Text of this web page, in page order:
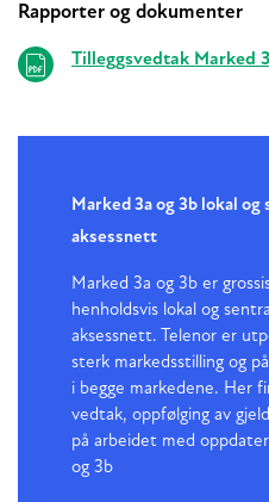
Relaterte
Rapporter og dokumenter
Tilleggsvedtak Marked
Marked 3a og 3b lokal
aksessnett
Marked 3a og 3b er
henholdsvis lokal og
aksessnett. Telenor er
sterk markedsstilling og
i begge markedene. Her
vedtak, oppfølging av
på arbeidet med
og 3b